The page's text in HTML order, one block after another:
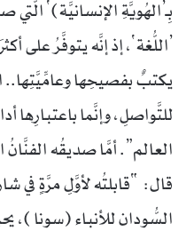
بِـ’الهُويَّةِ الإنسانيَّة)‘
’اللُّغة‘، إذ إنَّه يتوفَّرُ على
يكتبٌ بفصيحِها وعامِّيَّتِها..
للتَّواصلِ، وإنَّما باعتبارِها
العالم”. أمَّا صديقُه
قال: “قابلتُه لأوَّلِ مرَّةٍ في
السُّودان للأنباء (سونا )،